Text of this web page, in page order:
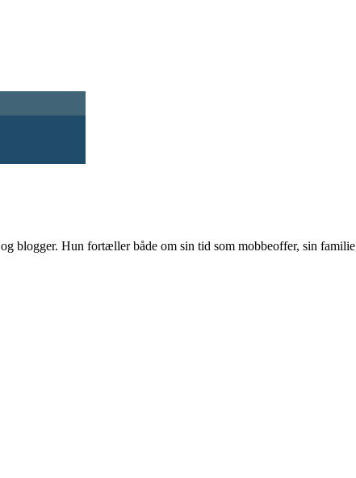
blogger. Hun fortæller både om sin tid som mobbeoffer, sin